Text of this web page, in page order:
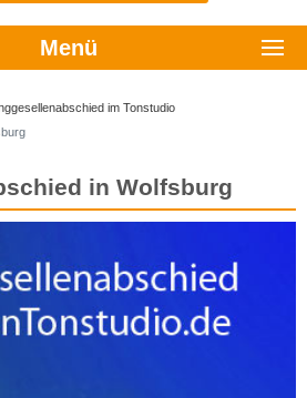
Menü
im Tonstudio
in Wolfsburg